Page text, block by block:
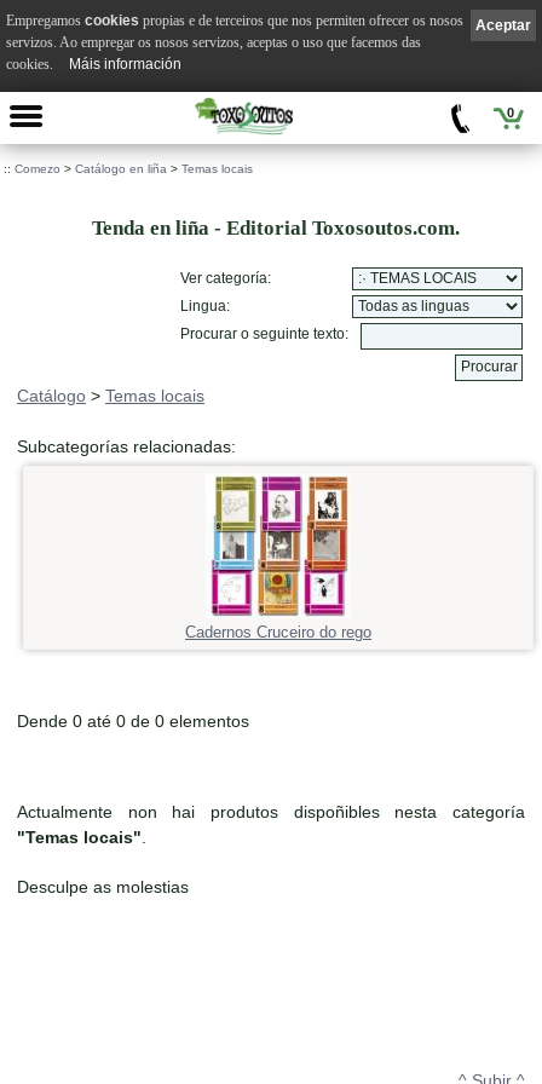
0
:: Comezo > Catálogo en liña > Temas locais
Tenda en liña - Editorial Toxosoutos.com.
Ver categoría:
Lingua:
Procurar o seguinte texto:
Catálogo > Temas locais
Subcategorías relacionadas:
Cadernos Cruceiro do rego
Dende 0 até 0 de 0 elementos
Actualmente non hai produtos dispoñibles nesta categoría
"Temas locais"
Desculpe as molestias
^ Subir ^
Aceptar
Empregamos cookies propias e de terceiros que nos permiten ofrecer os nosos
servizos. Ao empregar os nosos servizos, aceptas o uso que facemos das
cookies.
Máis información